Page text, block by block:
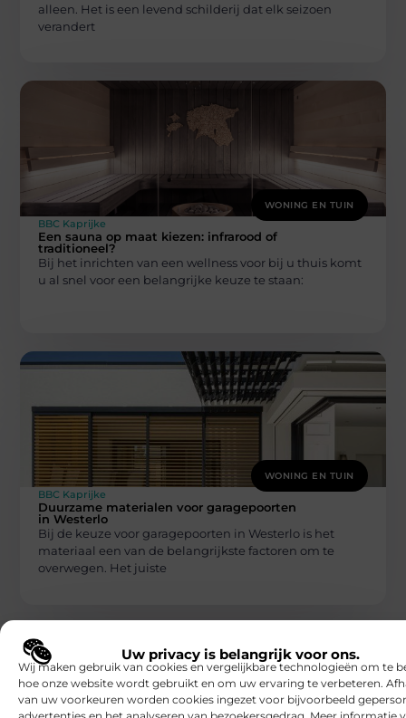
Uw privacy is belangrijk voor ons.
Wij maken gebruik van cookies en vergelijkbare technologieën om te
hoe onze website wordt gebruikt en om uw ervaring te verbeteren.
van uw voorkeuren worden cookies ingezet voor bijvoorbeeld
alleen. Het is een levend schilderij dat elk seizoen
verandert
WONING EN TUIN
BBC Kaprijke
Een sauna op maat kiezen: infrarood of
traditioneel?
Bij het inrichten van een wellness voor bij u thuis komt
u al snel voor een belangrijke keuze te staan:
WONING EN TUIN
BBC Kaprijke
Duurzame materialen voor garagepoorten
in Westerlo
Bij de keuze voor garagepoorten in Westerlo is het
materiaal een van de belangrijkste factoren om te
overwegen. Het juiste